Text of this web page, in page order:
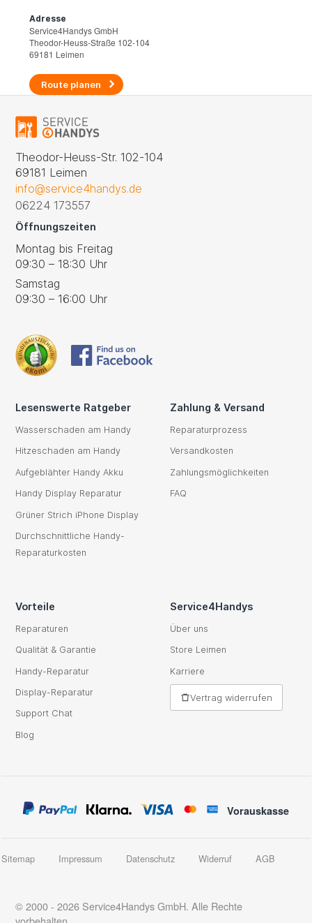
Adresse
Service4Handys GmbH
Theodor-Heuss-Straße 102-104
69181 Leimen
Route planen
Theodor-Heuss-Str. 102-104
69181 Leimen
info@service4handys.de
06224 173557
Öffnungszeiten
Montag bis Freitag
09:30 – 18:30 Uhr
Samstag
09:30 – 16:00 Uhr
Lesenswerte Ratgeber
Wasserschaden am Handy
Hitzeschaden am Handy
Aufgeblähter Handy Akku
Handy Display Reparatur
Grüner Strich iPhone Display
Durchschnittliche Handy-
Reparaturkosten
Zahlung & Versand
Reparaturprozess
Versandkosten
Zahlungsmöglichkeiten
FAQ
Vorteile
Reparaturen
Qualität & Garantie
Handy-Reparatur
Display-Reparatur
Support Chat
Blog
Service4Handys
Über uns
Store Leimen
Karriere
Vertrag widerrufen
© 2000 - 2026 Service4Handys GmbH. Alle Rechte
Sitemap Impressum Datenschutz Widerruf AGB
Vorauskasse